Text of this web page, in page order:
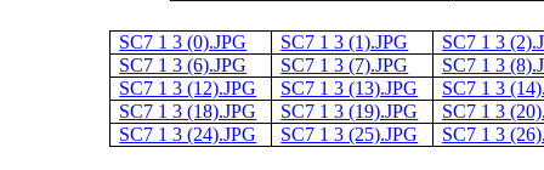
SC7 1 3 (0).JPG SC7 1 3 (1).JPG
SC7 1 3
SC7 1 3 (6).JPG
SC7 1 3 (7).JPG
SC7 1 3
SC7 1 3 (12).JPG
SC7 1 3 (13).JPG
SC7 1 3
SC7 1 3 (18).JPG
SC7 1 3 (19).JPG
SC7 1 3
SC7 1 3 (24).JPG
SC7 1 3 (25).JPG SC7 1 3